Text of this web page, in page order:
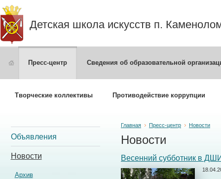
Детская школа искусств п.
Пресс-центр Сведения об образовательной
Творческие коллективы Противодействие коррупции
Объявления
Новости
Архив
Главная Пресс-центр Новости
Новости
Весенний субботник в